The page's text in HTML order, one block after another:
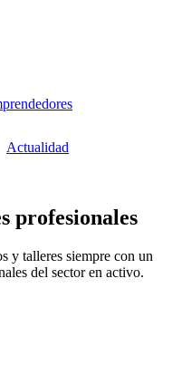
Actualidad
profesionales
y talleres siempre con un
del sector en activo.